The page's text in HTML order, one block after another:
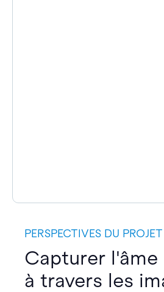
PERSPECTIVES DU
Capturer
à travers les